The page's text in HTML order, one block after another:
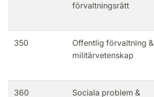
förvaltningsrätt
350
Offentlig förvaltning &
militärvetenskap
360
Sociala problem &